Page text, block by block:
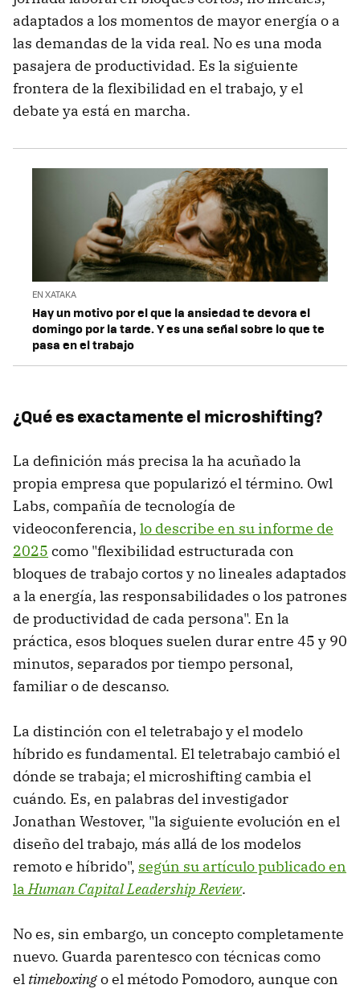
adaptados a los momentos de mayor energía o a
las demandas de la vida real. No es una moda
pasajera de productividad. Es la siguiente
frontera de la flexibilidad en el trabajo, y el
debate ya está en marcha.
EN XATAKA
Hay un motivo por el que la ansiedad te devora el
domingo por la tarde. Y es una señal sobre lo que te
pasa en el trabajo
¿Qué es exactamente el microshifting?
La definición más precisa la ha acuñado la
propia empresa que popularizó el término. Owl
Labs, compañía de tecnología de
videoconferencia, lo describe en su informe de
2025 como "flexibilidad estructurada con
bloques de trabajo cortos y no lineales adaptados
a la energía, las responsabilidades o los patrones
de productividad de cada persona". En la
práctica, esos bloques suelen durar entre 45 y 90
minutos, separados por tiempo personal,
familiar o de descanso.
La distinción con el teletrabajo y el modelo
híbrido es fundamental. El teletrabajo cambió el
dónde se trabaja; el microshifting cambia el
cuándo. Es, en palabras del investigador
Jonathan Westover, "la siguiente evolución en el
diseño del trabajo, más allá de los modelos
remoto e híbrido", según su artículo publicado en
laHuman Capital LeadershipReview.
No es, sin embargo, un concepto completamente
nuevo. Guarda parentesco con técnicas como
el timeboxingo el método Pomodoro, aunque con